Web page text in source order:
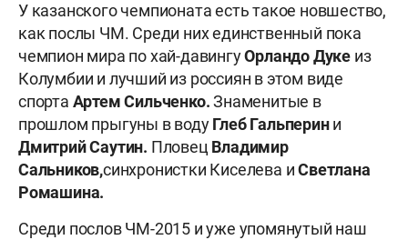
У казанского чемпионата есть такое новшество,
как послы ЧМ. Среди них единственный пока
чемпион мира по хай-давингуОрландо Дуке из
Колумбии и лучший из россиян в этом виде
спорта Артем Сильченко.Знаменитые в
прошлом прыгуны в водуГлеб Гальперини
Дмитрий Саутин. ПловецВладимир
Сальников,синхронистки Киселева иСветлана
Ромашина.
Среди послов ЧМ-2015 и уже упомянутый наш